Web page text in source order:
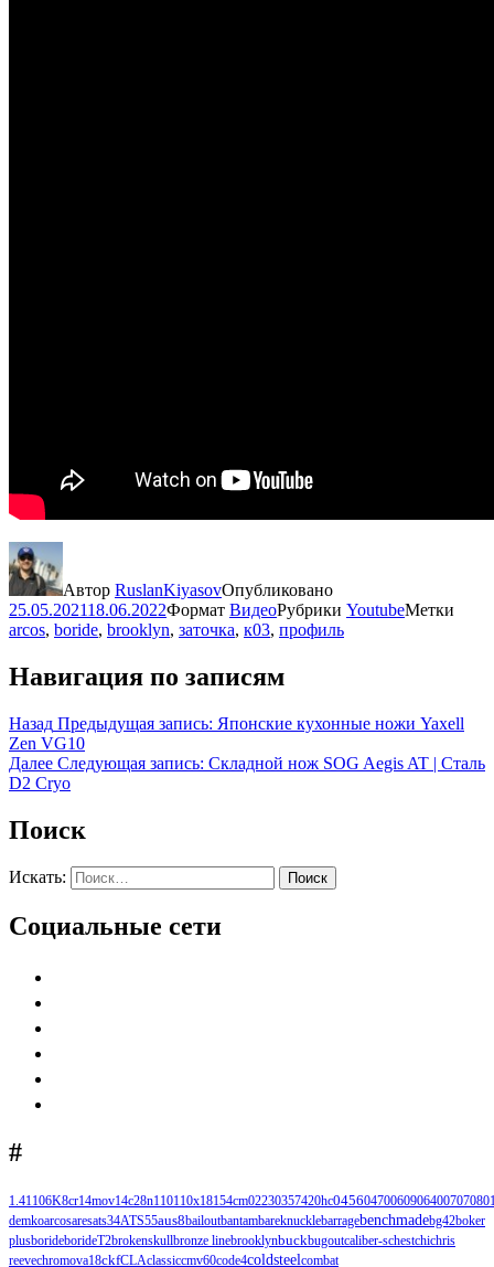
Автор RuslanKiyasovОпубликовано
25.05.202118.06.2022Формат ВидеоРубрики YoutubeМетки
arcos, boride, brooklyn, заточка, к03, профиль
Навигация по записям
Назад Предыдущая запись: Японские кухонные ножи Yaxell
Zen VG10
Далее Следующая запись: Складной нож SOG Aegis AT | Сталь
D2 Cryo
Поиск
Искать: Поиск
Социальные сети
#
1.41106K8cr14mov14c28n110110х18154cm02230357420hc04560470060906400707
demkoarcosaresats34ATS55aus8bailoutbantambareknucklebarragebenchmadebg42boker
plusborideborideT2brokenskullbronze linebrooklynbuckbugoutcaliber-schestchichris
reevechromova18ckfCLAclassiccmv60code4coldsteelcombat